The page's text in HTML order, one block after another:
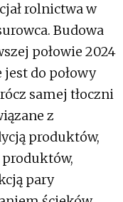
rolnictwa w
Budowa
połowie 2024
do połowy
samej tłoczni
z
produktów,
pary